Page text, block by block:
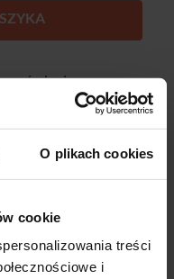
O plikach cookies
cookie
treści
i
zwrotom.